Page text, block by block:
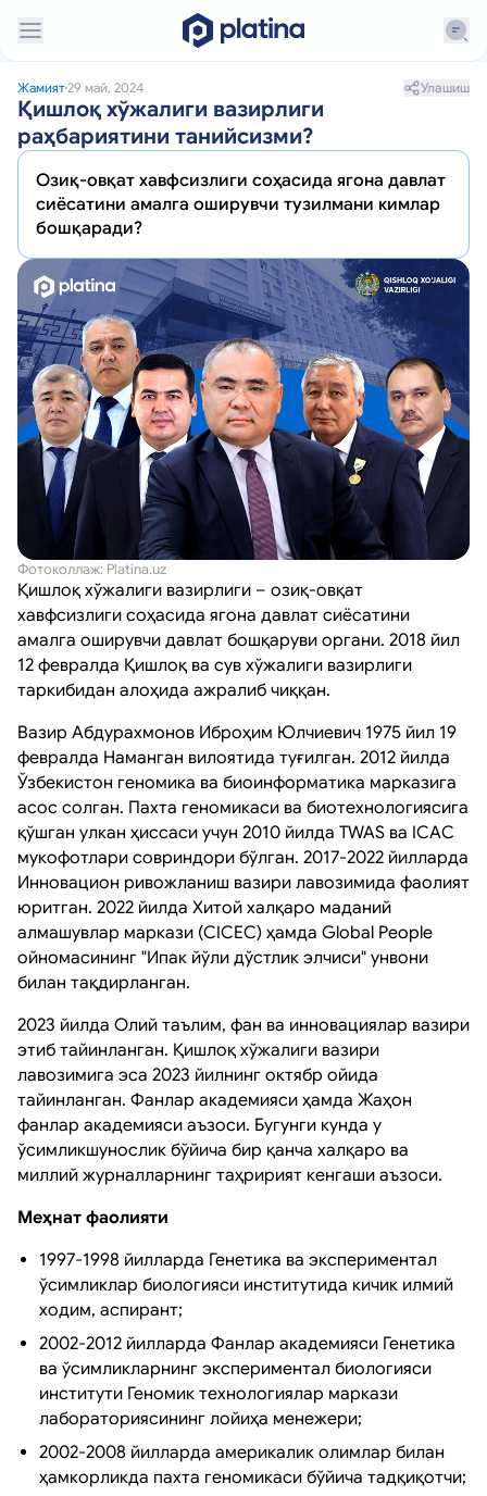
Жамият29 май, 2024 Улашиш
Қишлоқ хўжалиги вазирлиги
раҳбариятини танийсизми?
Озиқ-овқат хавфсизлиги соҳасида ягона давлат
сиёсатини амалга оширувчи тузилмани кимлар
бошқаради?
Фотоколлаж: Platina.uz
Қишлоқ хўжалиги вазирлиги – озиқ-овқат
хавфсизлиги соҳасида ягона давлат сиёсатини
амалга оширувчи давлат бошқаруви органи. 2018 йил
12 февралда Қишлоқ ва сув хўжалиги вазирлиги
таркибидан алоҳида ажралиб чиққан.
Вазир Абдурахмонов Иброҳим Юлчиевич 1975 йил 19
февралда Наманган вилоятида туғилган. 2012 йилда
Ўзбекистон геномика ва биоинформатика марказига
асос солган. Пахта геномикаси ва биотехнологиясига
қўшган улкан ҳиссаси учун 2010 йилда TWAS ва ICAC
мукофотлари совриндори бўлган. 2017-2022 йилларда
Инновацион ривожланиш вазири лавозимида фаолият
юритган. 2022 йилда Хитой халқаро маданий
алмашувлар маркази (CICEC) ҳамда Global People
ойномасининг "Ипак йўли дўстлик элчиси" унвони
билан тақдирланган.
2023 йилда Олий таълим, фан ва инновациялар вазири
этиб тайинланган. Қишлоқ хўжалиги вазири
лавозимига эса 2023 йилнинг октябр ойида
тайинланган. Фанлар aкадемияси ҳамда Жаҳон
фанлар академияси аъзоси. Бугунги кунда у
ўсимликшунослик бўйича бир қанча халқаро ва
миллий журналларнинг таҳририят кенгаши аъзоси.
Меҳнат фаолияти
1997-1998 йилларда Генетика ва экспериментал
ўсимликлар биологияси институтида кичик илмий
ходим, аспирант;
2002-2012 йилларда Фанлар академияси Генетика
ва ўсимликларнинг экспериментал биологияси
институти Геномик технологиялар маркази
лабораториясининг лойиҳа менежери;
2002-2008 йилларда америкалик олимлар билан
ҳамкорликда пахта геномикаси бўйича тадқиқотчи;